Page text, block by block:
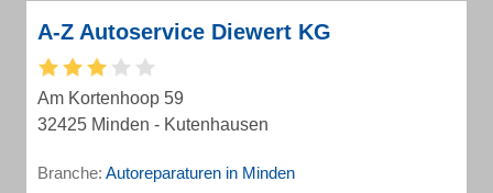
A-Z Autoservice Diewert KG
Am Kortenhoop 59
32425 Minden - Kutenhausen
Branche: Autoreparaturen in Minden